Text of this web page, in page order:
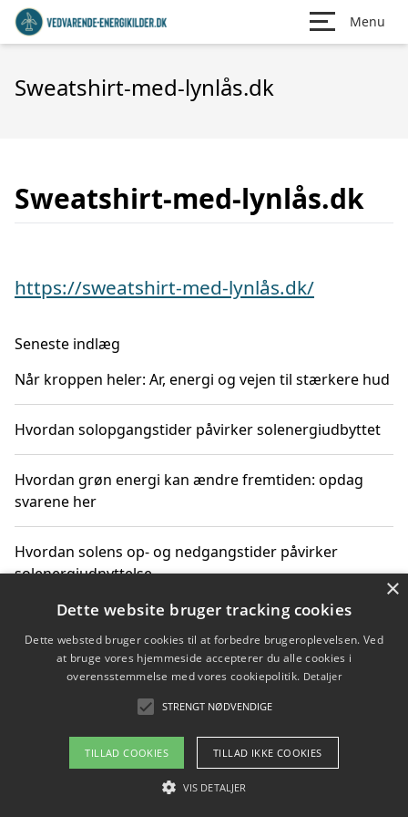
Menu
Sweatshirt-med-lynlås.dk
Sweatshirt-med-lynlås.dk
https://sweatshirt-med-lynlås.dk/
Seneste indlæg
Når kroppen heler: Ar, energi og vejen til stærkere hud
Hvordan solopgangstider påvirker solenergiudbyttet
Hvordan grøn energi kan ændre fremtiden: opdag
svarene her
Hvordan solens op- og nedgangstider påvirker
solenergiudnyttelse
Hvordan du får svar på energispørgsmål om
vedvarende energikilder
Om / kontakt
Blog Betingelser
×
Dette website bruger tracking cookies
Dette websted bruger cookies til at forbedre brugeroplevelsen. Ved
at bruge vores hjemmeside accepterer du alle cookies i
overensstemmelse med vores cookiepolitik. Detaljer
STRENGT NØDVENDIGE
TILLAD COOKIES TILLAD IKKE COOKIES
VIS DETALJER